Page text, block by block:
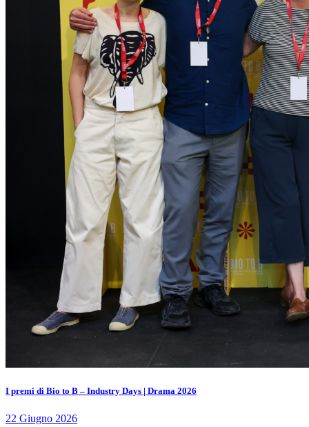
I premi di Bio to B – Industry Days | Drama 2026
22 Giugno 2026